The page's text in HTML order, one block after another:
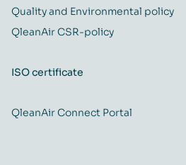
Quality and Environmental policy
QleanAir CSR-policy
ISO certificate
QleanAir Connect Portal